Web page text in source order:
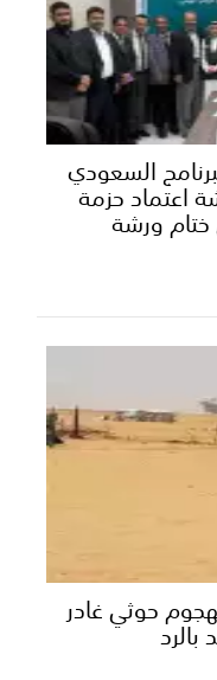
السعودي
اعتماد حزمة
ورشة
حوثي غادر